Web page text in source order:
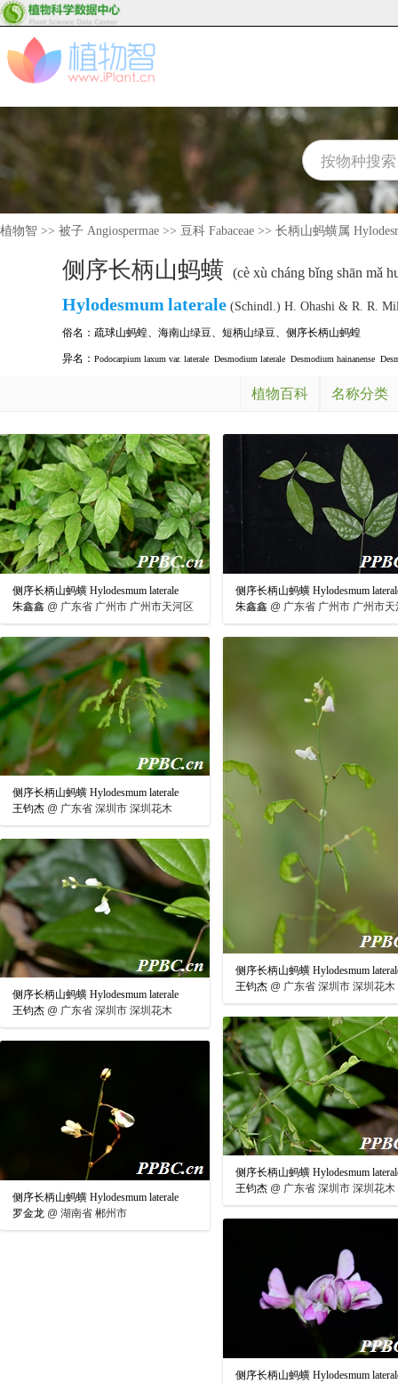
植物智 >> 被子 Angiospermae >> 豆科 Fabaceae >> 长柄山蚂蟥属
侧序长柄山蚂蟥 (cè xù cháng bǐng shān mǎ
Hylodesmum laterale (Schindl.) H. Ohashi & R. R.
俗名： 疏球山蚂蝗、 海南山绿豆、 短柄山绿豆、 侧序长柄山蚂蝗
异名： Podocarpium laxum var. laterale Desmodium laterale Desmodium hainanense
植物百科 名称分类
侧序长柄山蚂蟥 Hylodesmum laterale
朱鑫鑫 @ 广东省 广州市 广州市天河区
侧序长柄山蚂蟥 Hylodesmum
朱鑫鑫 @ 广东省 广州市 广州市天
侧序长柄山蚂蟥 Hylodesmum laterale
王钧杰 @ 广东省 深圳市 深圳花木
侧序长柄山蚂蟥 Hylodesmum
王钧杰 @ 广东省 深圳市 深圳花木
侧序长柄山蚂蟥 Hylodesmum laterale
王钧杰 @ 广东省 深圳市 深圳花木
侧序长柄山蚂蟥 Hylodesmum
王钧杰 @ 广东省 深圳市 深圳花木
侧序长柄山蚂蟥 Hylodesmum laterale
罗金龙 @ 湖南省 郴州市
侧序长柄山蚂蟥 Hylodesmum